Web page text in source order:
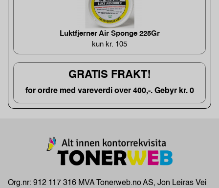
Luktfjerner Air Sponge 225Gr
kun kr. 105
GRATIS FRAKT!
for ordre med vareverdi over 400,-. Gebyr kr. 0
Org.nr: 912 117 316 MVA Tonerweb.no AS, Jon Leiras Vei